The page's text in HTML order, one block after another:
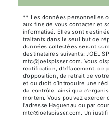
** Les données personnelles
aux fins de vous contacter et
informatisé. Elles sont
traitants dans le seul but de
données collectées seront
destinataires suivants: JOEL
mtc@joelspisser.com. Vous
rectification, d’effacement, de
d’opposition, de retrait de
et du droit d’introduire une
de contrôle, ainsi que
mortem. Vous pouvez exercer
l'adresse Haguenau ou par
mtc@joelspisser.com. Un